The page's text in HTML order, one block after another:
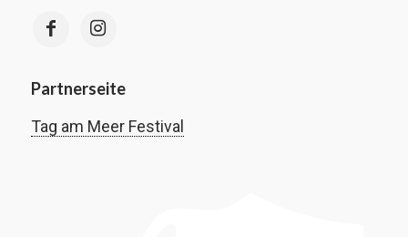
Partnerseite
Tag am Meer Festival